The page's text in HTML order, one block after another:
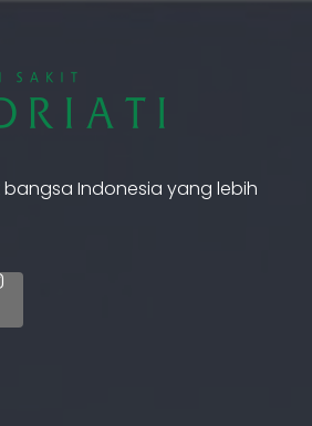
bangsa Indonesia yang lebih